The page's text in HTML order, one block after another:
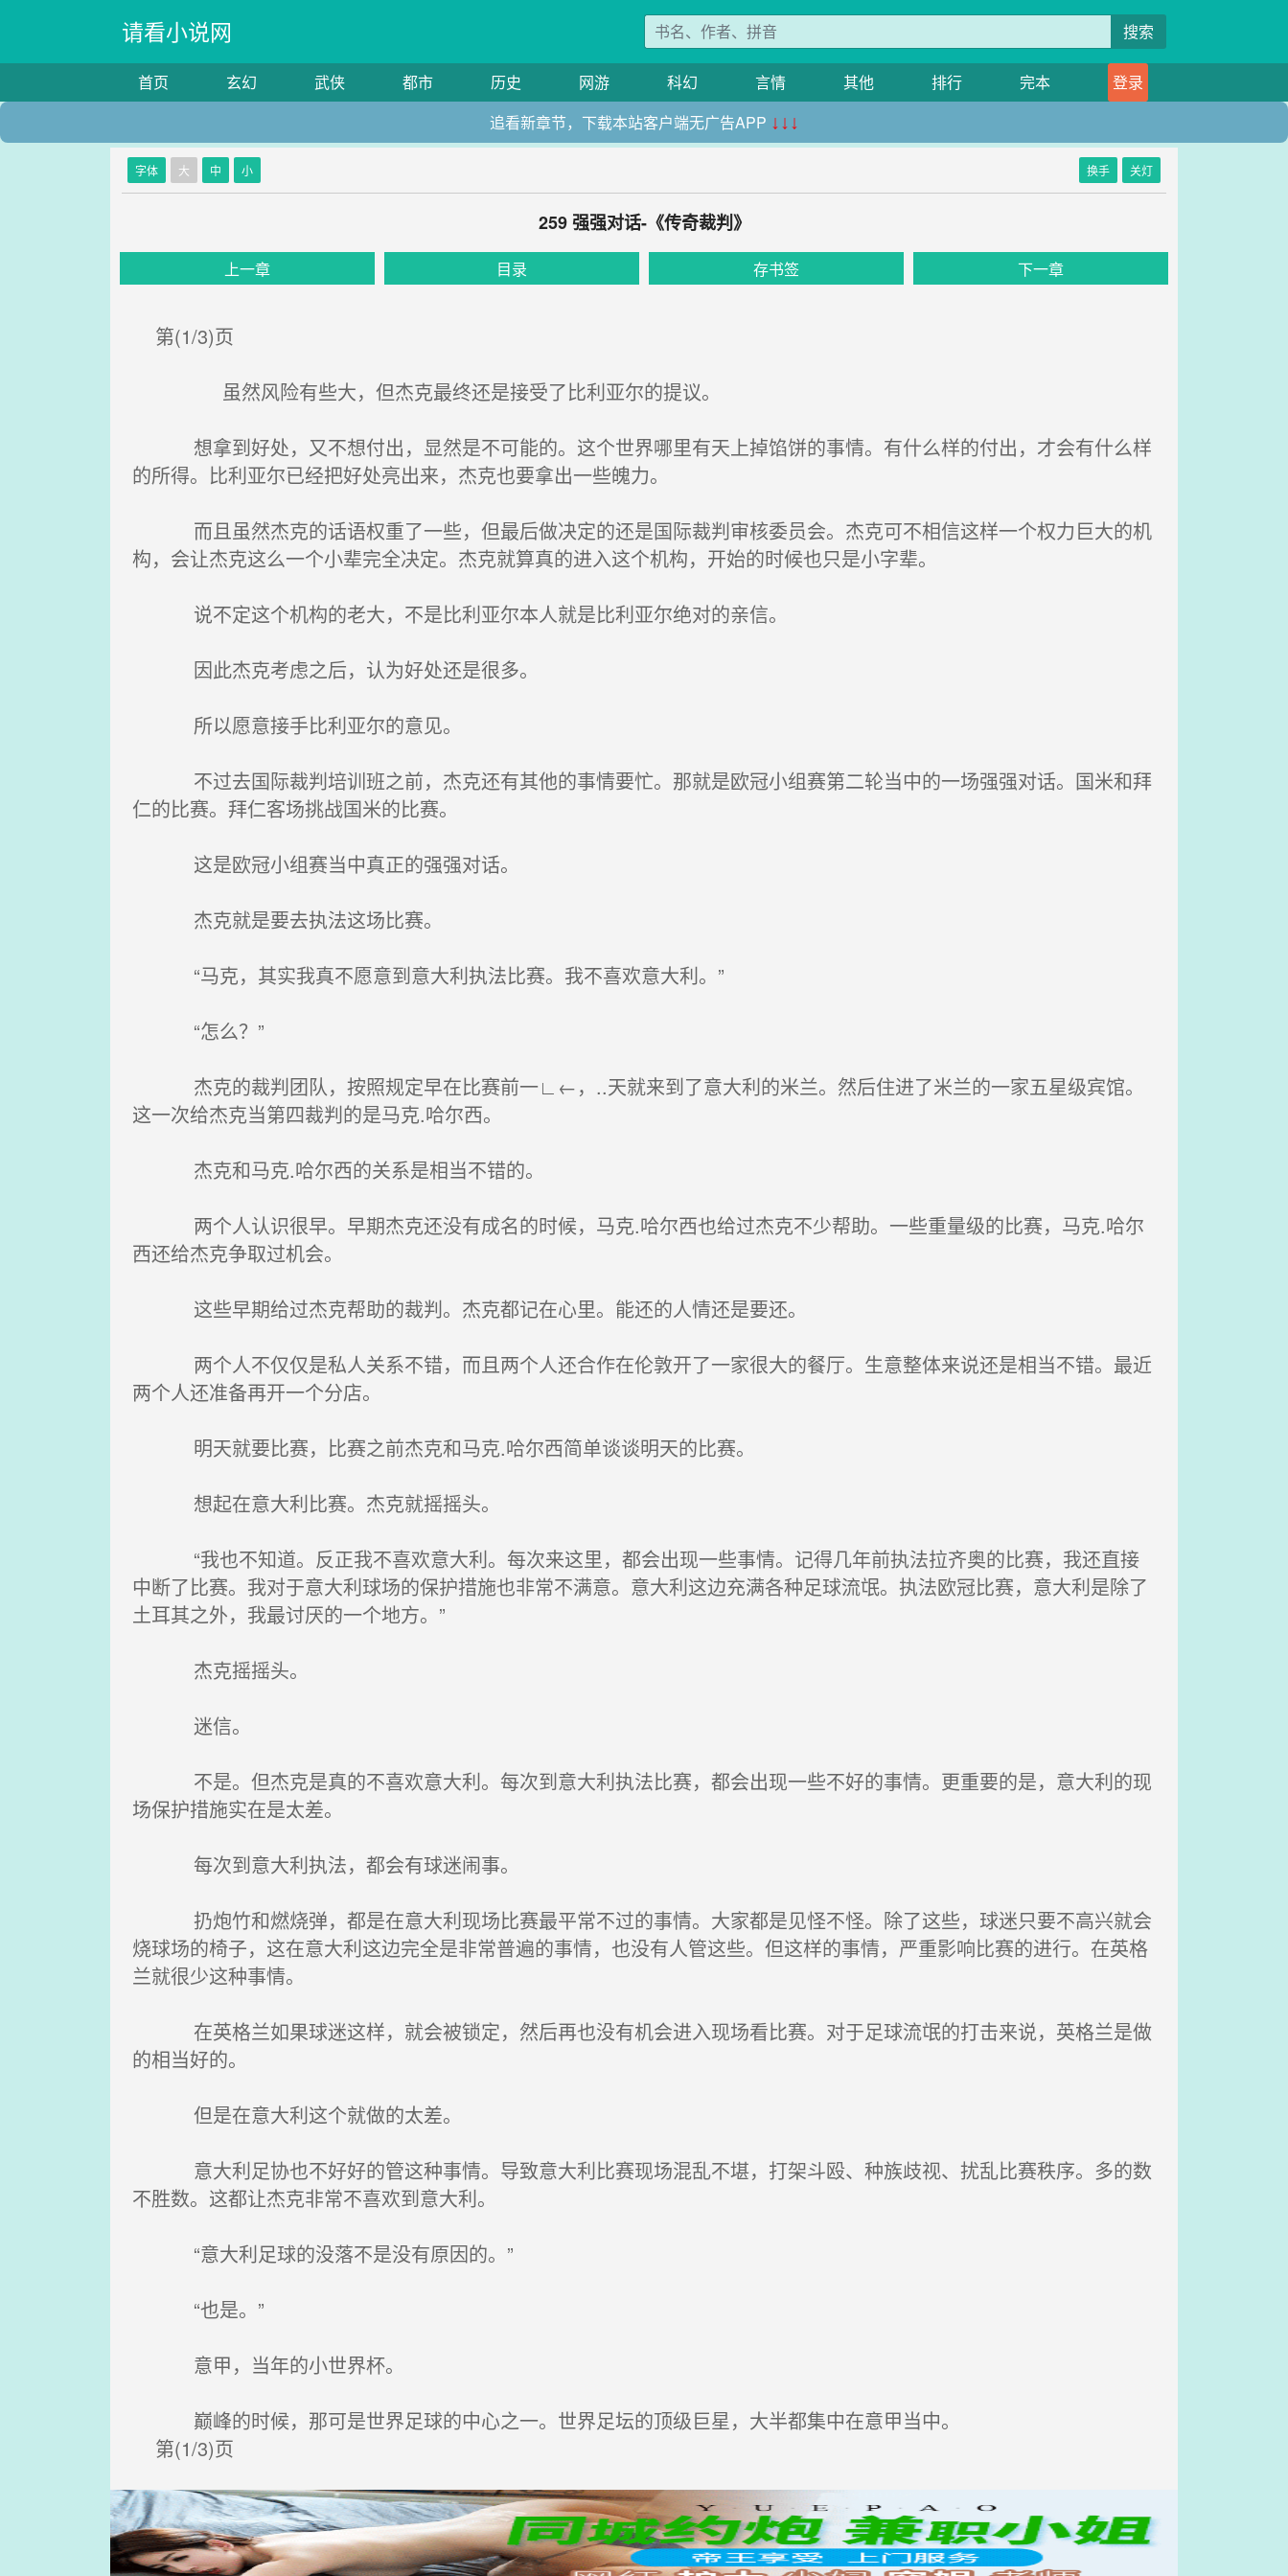
请看小说网 搜索
首页 玄幻 武侠 都市 历史 网游 科幻 言情 其他 排行 完本
登录
追看新章节，下载本站客户端无广告APP ↓↓↓
字体 大 中 小 换手 关灯
259 强强对话-《传奇裁判》
上一章 目录 存书签 下一章
第(1/3)页
虽然风险有些大，但杰克最终还是接受了比利亚尔的提议。
想拿到好处，又不想付出，显然是不可能的。这个世界哪里有天上掉馅饼的事情。有什么样的付出，才会有什么样
的所得。比利亚尔已经把好处亮出来，杰克也要拿出一些魄力。
而且虽然杰克的话语权重了一些，但最后做决定的还是国际裁判审核委员会。杰克可不相信这样一个权力巨大的机
构，会让杰克这么一个小辈完全决定。杰克就算真的进入这个机构，开始的时候也只是小字辈。
说不定这个机构的老大，不是比利亚尔本人就是比利亚尔绝对的亲信。
因此杰克考虑之后，认为好处还是很多。
所以愿意接手比利亚尔的意见。
不过去国际裁判培训班之前，杰克还有其他的事情要忙。那就是欧冠小组赛第二轮当中的一场强强对话。国米和拜
仁的比赛。拜仁客场挑战国米的比赛。
这是欧冠小组赛当中真正的强强对话。
杰克就是要去执法这场比赛。
“马克，其实我真不愿意到意大利执法比赛。我不喜欢意大利。”
“怎么？”
杰克的裁判团队，按照规定早在比赛前一∟←，..天就来到了意大利的米兰。然后住进了米兰的一家五星级宾馆。
这一次给杰克当第四裁判的是马克.哈尔西。
杰克和马克.哈尔西的关系是相当不错的。
两个人认识很早。早期杰克还没有成名的时候，马克.哈尔西也给过杰克不少帮助。一些重量级的比赛，马克.哈尔
西还给杰克争取过机会。
这些早期给过杰克帮助的裁判。杰克都记在心里。能还的人情还是要还。
两个人不仅仅是私人关系不错，而且两个人还合作在伦敦开了一家很大的餐厅。生意整体来说还是相当不错。最近
两个人还准备再开一个分店。
明天就要比赛，比赛之前杰克和马克.哈尔西简单谈谈明天的比赛。
想起在意大利比赛。杰克就摇摇头。
“我也不知道。反正我不喜欢意大利。每次来这里，都会出现一些事情。记得几年前执法拉齐奥的比赛，我还直接
中断了比赛。我对于意大利球场的保护措施也非常不满意。意大利这边充满各种足球流氓。执法欧冠比赛，意大利是除了
土耳其之外，我最讨厌的一个地方。”
杰克摇摇头。
迷信。
不是。但杰克是真的不喜欢意大利。每次到意大利执法比赛，都会出现一些不好的事情。更重要的是，意大利的现
场保护措施实在是太差。
每次到意大利执法，都会有球迷闹事。
扔炮竹和燃烧弹，都是在意大利现场比赛最平常不过的事情。大家都是见怪不怪。除了这些，球迷只要不高兴就会
烧球场的椅子，这在意大利这边完全是非常普遍的事情，也没有人管这些。但这样的事情，严重影响比赛的进行。在英格
兰就很少这种事情。
在英格兰如果球迷这样，就会被锁定，然后再也没有机会进入现场看比赛。对于足球流氓的打击来说，英格兰是做
的相当好的。
但是在意大利这个就做的太差。
意大利足协也不好好的管这种事情。导致意大利比赛现场混乱不堪，打架斗殴、种族歧视、扰乱比赛秩序。多的数
不胜数。这都让杰克非常不喜欢到意大利。
“意大利足球的没落不是没有原因的。”
“也是。”
意甲，当年的小世界杯。
巅峰的时候，那可是世界足球的中心之一。世界足坛的顶级巨星，大半都集中在意甲当中。
第(1/3)页